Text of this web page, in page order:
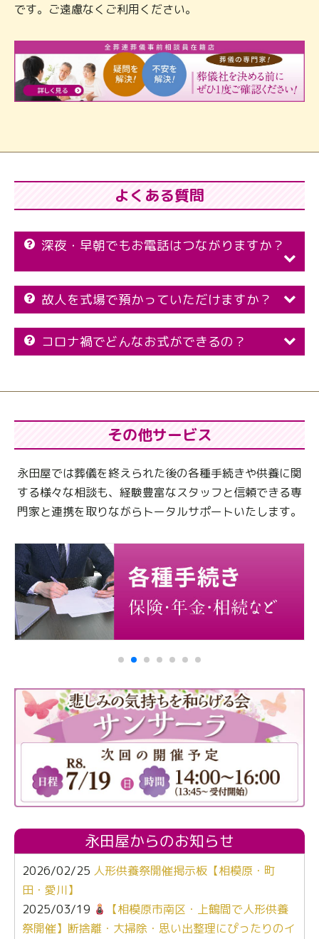
です。ご遠慮なくご利用ください。
よくある質問
深夜・早朝でもお電話はつながりますか？
故人を式場で預かっていただけますか？
コロナ禍でどんなお式ができるの？
その他サービス
永田屋では葬儀を終えられた後の各種手続きや供養に関
する様々な相談も、 経験豊富なスタッフと信頼できる専
門家と連携を取りながらトータルサポートいたします。
永田屋からのお知らせ
2026/02/25 人形供養祭開催掲示板【相模原・町
田・愛川】
2025/03/19
【相模原市南区・上鶴間で人形供養
祭開催】断捨離・大掃除・思い出整理にぴったりのイ